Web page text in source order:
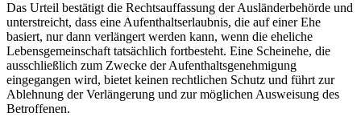
Das Urteil bestätigt die Rechtsauffassung der Ausländerbehörde und
unterstreicht, dass eine Aufenthaltserlaubnis, die auf einer Ehe
basiert, nur dann verlängert werden kann, wenn die eheliche
Lebensgemeinschaft tatsächlich fortbesteht. Eine Scheinehe, die
ausschließlich zum Zwecke der Aufenthaltsgenehmigung
eingegangen wird, bietet keinen rechtlichen Schutz und führt zur
Ablehnung der Verlängerung und zur möglichen Ausweisung des
Betroffenen.